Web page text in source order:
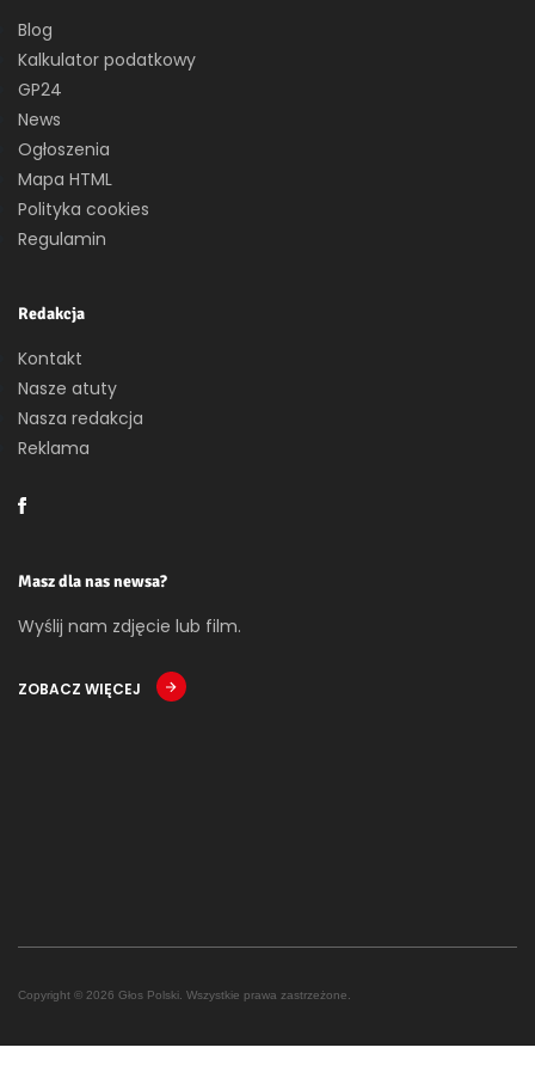
Blog
Kalkulator podatkowy
GP24
News
Ogłoszenia
Mapa HTML
Polityka cookies
Regulamin
Redakcja
Kontakt
Nasze atuty
Nasza redakcja
Reklama
Masz dla nas newsa?
Wyślij nam zdjęcie lub film.
ZOBACZ WIĘCEJ
Copyright © 2026 Głos Polski. Wszystkie prawa zastrzeżone.